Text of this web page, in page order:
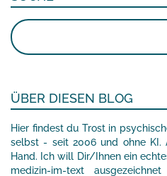
Suchen
nach:
ÜBER DIESEN BLOG
Hier findest du Trost in
selbst - seit 2006 und ohne
Hand. Ich will Dir/Ihnen ein
medizin-im-text